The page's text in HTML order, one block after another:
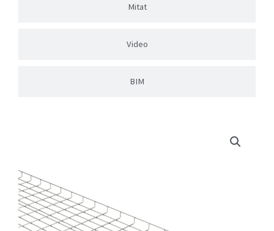
Mitat
Video
BIM